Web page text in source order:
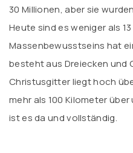
30 Millionen, aber sie
Heute sind es weniger als
Massenbewusstseins hat
besteht aus Dreiecken und
Christusgitter liegt hoch
mehr als 100 Kilometer über
ist es da und vollständig.